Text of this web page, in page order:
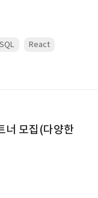
React
너 모집(다양한